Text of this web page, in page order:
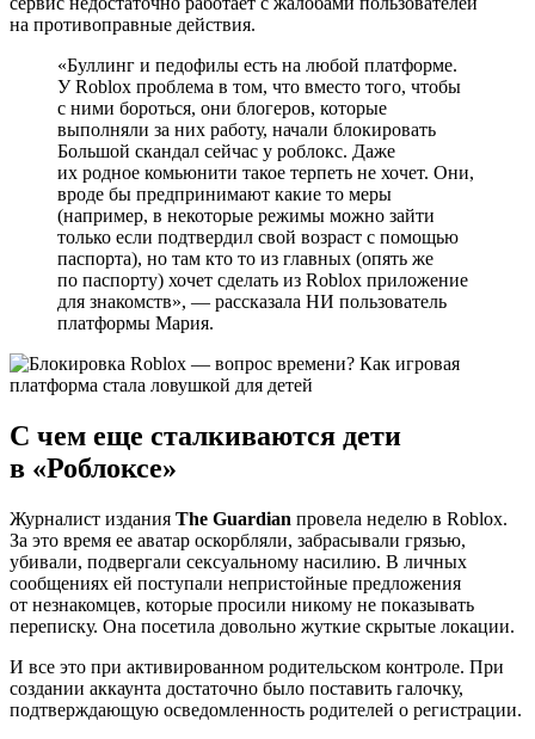
на противоправные действия.
«Буллинг и педофилы есть на любой платформе.
У Roblox проблема в том, что вместо того, чтобы
с ними бороться, они блогеров, которые
выполняли за них работу, начали блокировать
Большой скандал сейчас у роблокс. Даже
их родное комьюнити такое терпеть не хочет. Они,
вроде бы предпринимают какие то меры
(например, в некоторые режимы можно зайти
только если подтвердил свой возраст с помощью
паспорта), но там кто то из главных (опять же
по паспорту) хочет сделать из Roblox приложение
для знакомств», — рассказала НИ пользователь
платформы Мария.
С чем еще сталкиваются дети
в «Роблоксе»
Журналист издания The Guardian провела неделю в Roblox.
За это время ее аватар оскорбляли, забрасывали грязью,
убивали, подвергали сексуальному насилию. В личных
сообщениях ей поступали непристойные предложения
от незнакомцев, которые просили никому не показывать
переписку. Она посетила довольно жуткие скрытые локации.
И все это при активированном родительском контроле. При
создании аккаунта достаточно было поставить галочку,
подтверждающую осведомленность родителей о регистрации.